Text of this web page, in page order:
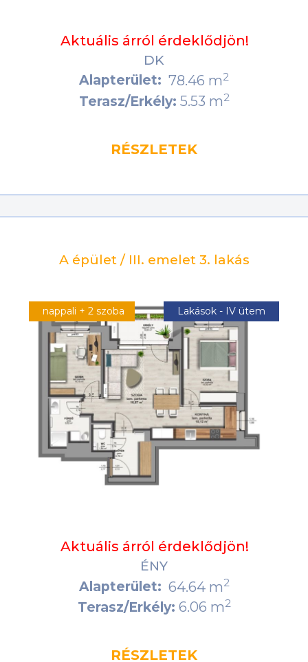
Aktuális árról érdeklődjön!
DK
Alapterület: 78.46 m2
Terasz/Erkély: 5.53 m2
RÉSZLETEK
A épület / III. emelet 3. lakás
nappali + 2 szoba Lakások - IV ütem
Aktuális árról érdeklődjön!
ÉNY
Alapterület: 64.64 m2
Terasz/Erkély: 6.06 m2
RÉSZLETEK